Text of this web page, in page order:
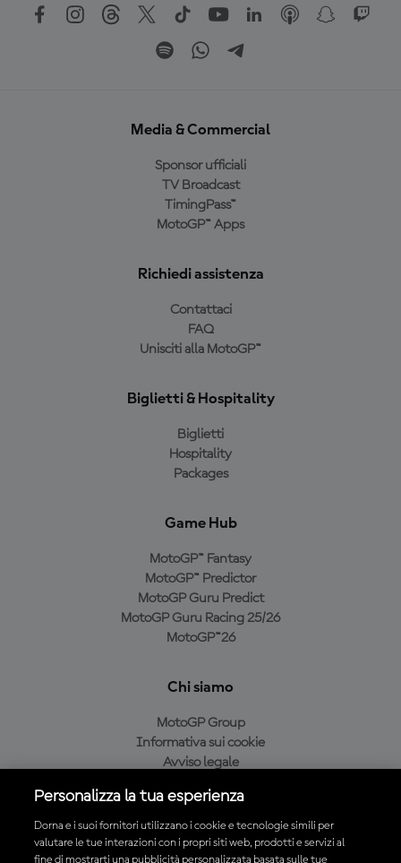
Media & Commercial
Sponsor ufficiali
TV Broadcast
TimingPass™
MotoGP™ Apps
Richiedi assistenza
Contattaci
FAQ
Unisciti alla MotoGP™
Biglietti & Hospitality
Biglietti
Hospitality
Packages
Game Hub
MotoGP™ Fantasy
MotoGP™ Predictor
MotoGP Guru Predict
MotoGP Guru Racing 25/26
MotoGP™26
Chi siamo
MotoGP Group
Informativa sui cookie
Avviso legale
Condizioni di acquisto
Personalizza la tua esperienza
Dorna e i suoi fornitori utilizzano i cookie e tecnologie simili per
valutare le tue interazioni con i propri siti web, prodotti e servizi al
fine di mostrarti una pubblicità personalizzata basata sulle tue